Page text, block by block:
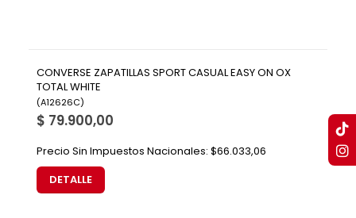
CONVERSE ZAPATILLAS SPORT CASUAL EASY ON OX
TOTAL WHITE
(A12626C)
$ 79.900,00
Precio Sin Impuestos Nacionales: $66.033,06
DETALLE